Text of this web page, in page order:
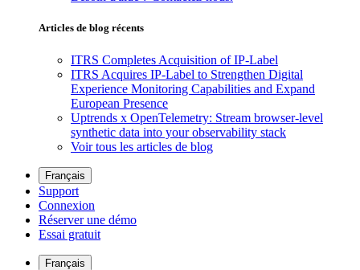
Articles de blog récents
ITRS Completes Acquisition of IP-Label
ITRS Acquires IP-Label to Strengthen Digital
Experience Monitoring Capabilities and Expand
European Presence
Uptrends x OpenTelemetry: Stream browser-level
synthetic data into your observability stack
Voir tous les articles de blog
Français
Support
Connexion
Réserver une démo
Essai gratuit
Français